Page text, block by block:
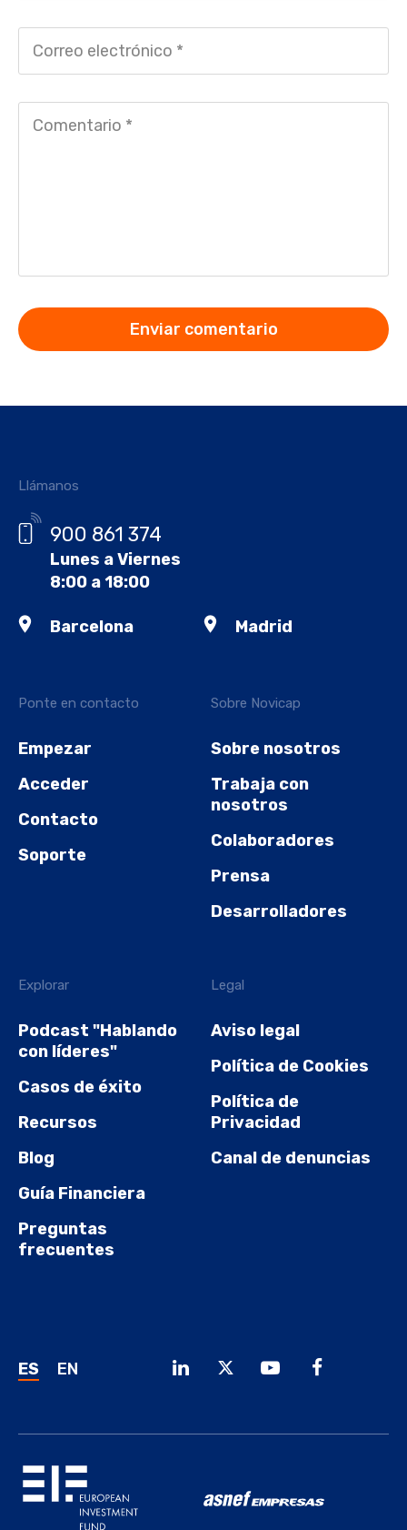
Ponte en contacto
Empezar
Acceder
Contacto
Soporte
Sobre Novicap
Sobre nosotros
Trabaja con
nosotros
Colaboradores
Prensa
Desarrolladores
Explorar
Podcast "Hablando
con líderes"
Casos de éxito
Recursos
Blog
Guía Financiera
Preguntas
frecuentes
Legal
Aviso legal
Política de Cookies
Política de
Privacidad
Canal de denuncias
Llámanos
900 861 374
Lunes a Viernes
8:00 a 18:00
Barcelona Madrid
ES EN